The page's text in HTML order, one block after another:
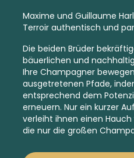
Maxime und Guillaume
Terroir authentisch und
Die beiden Brüder
bäuerlichen und
Ihre Champagner
ausgetretenen Pfade,
entsprechend dem
erneuern. Nur ein kurzer
verleiht ihnen einen
die nur die großen